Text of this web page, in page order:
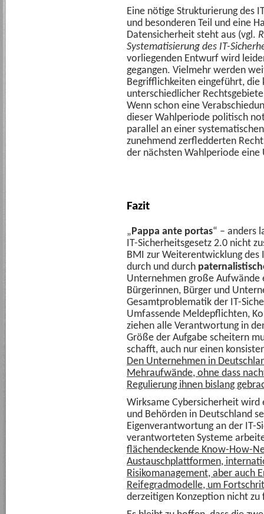
Eine nötige Strukturierung des
und besonderen Teil und eine
Datensicherheit steht aus (vgl.
Systematisierung des IT-
vorliegenden Entwurf wird
gegangen. Vielmehr werden
Begrifflichkeiten eingeführt, die
unterschiedlicher
Wenn schon eine
dieser Wahlperiode politisch
parallel an einer
zunehmend zerfledderten
der nächsten Wahlperiode
Fazit
„ Pappa ante portas“ – anders
IT-Sicherheitsgesetz 2.0 nicht
BMI zur Weiterentwicklung des
durch und durch
Unternehmen große Aufwände
Bürgerinnen, Bürger und
Gesamtproblematik der IT-
Umfassende Meldepflichten,
ziehen alle Verantwortung in
Größe der Aufgabe scheitern
schafft, auch nur einen
Den Unternehmen in
Mehraufwände, ohne dass
Regulierung ihnen bislang
Wirksame Cybersicherheit
und Behörden in Deutschland
Eigenverantwortung an der IT-
verantworteten Systeme
flächendeckende Know-How-
Austauschplattformen,
Risikomanagement, aber auch
Reifegradmodelle, um
derzeitigen Konzeption nicht zu